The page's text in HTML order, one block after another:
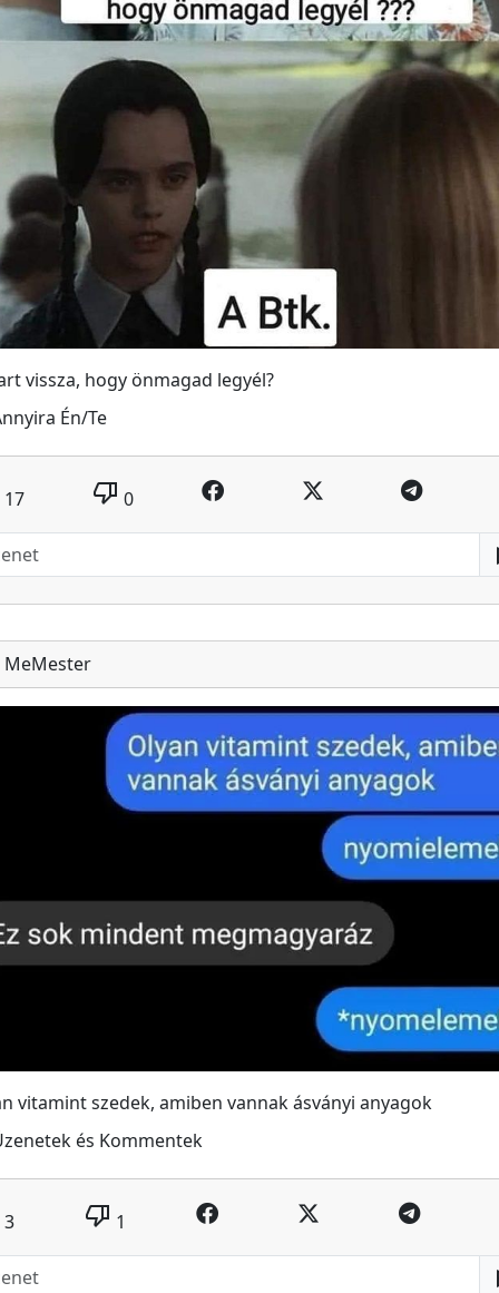
vissza, hogy önmagad legyél?
Én/Te
17 thumb_down 0
MeMester
vitamint szedek, amiben vannak ásványi anyagok
és Kommentek
3 thumb_down 1